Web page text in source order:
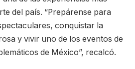
del país. “Prepárense para
conquistar la
y vivir uno de los eventos de
de México”, recalcó.